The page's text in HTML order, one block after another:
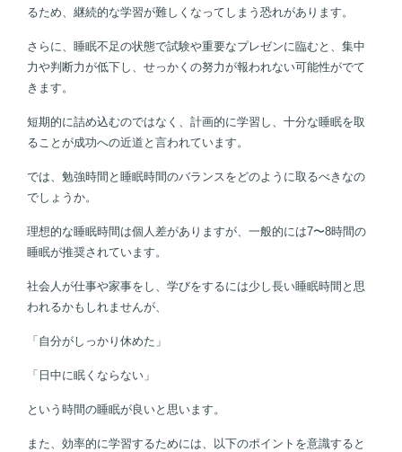
るため、継続的な学習が難しくなってしまう恐れがあります。
さらに、睡眠不足の状態で試験や重要なプレゼンに臨むと、集中
力や判断力が低下し、せっかくの努力が報われない可能性がでて
きます。
短期的に詰め込むのではなく、計画的に学習し、十分な睡眠を取
ることが成功への近道と言われています。
では、勉強時間と睡眠時間のバランスをどのように取るべきなの
でしょうか。
理想的な睡眠時間は個人差がありますが、一般的には7〜8時間の
睡眠が推奨されています。
社会人が仕事や家事をし、学びをするには少し長い睡眠時間と思
われるかもしれませんが、
「自分がしっかり休めた」
「日中に眠くならない」
という時間の睡眠が良いと思います。
また、効率的に学習するためには、以下のポイントを意識すると